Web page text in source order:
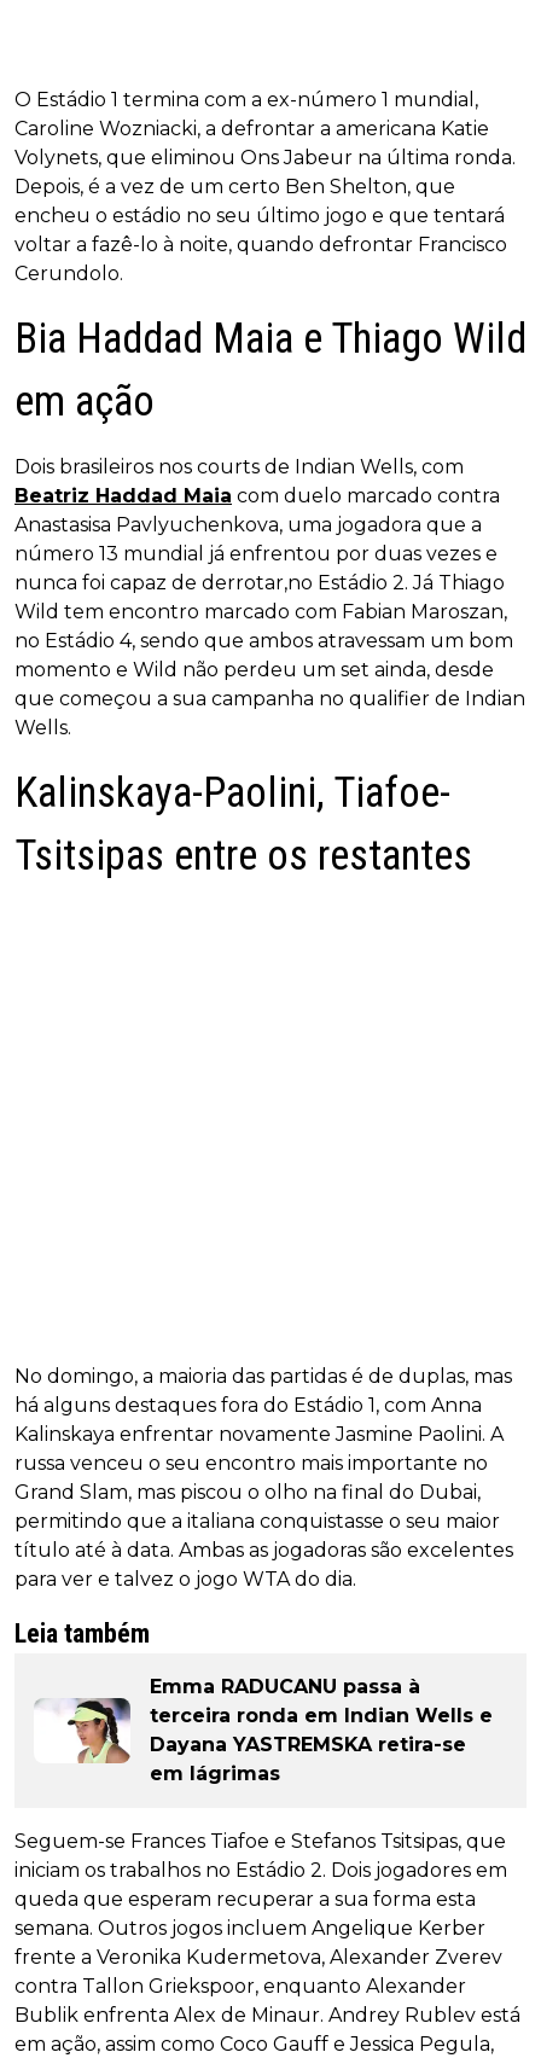
O Estádio 1 termina com a ex-número 1 mundial,
Caroline Wozniacki, a defrontar a americana Katie
Volynets, que eliminou Ons Jabeur na última ronda.
Depois, é a vez de um certo Ben Shelton, que
encheu o estádio no seu último jogo e que tentará
voltar a fazê-lo à noite, quando defrontar Francisco
Cerundolo.
Bia Haddad Maia e Thiago Wild
em ação
Dois brasileiros nos courts de Indian Wells, com
Beatriz Haddad Maia com duelo marcado contra
Anastasisa Pavlyuchenkova, uma jogadora que a
número 13 mundial já enfrentou por duas vezes e
nunca foi capaz de derrotar,no Estádio 2. Já Thiago
Wild tem encontro marcado com Fabian Maroszan,
no Estádio 4, sendo que ambos atravessam um bom
momento e Wild não perdeu um set ainda, desde
que começou a sua campanha no qualifier de Indian
Wells.
Kalinskaya-Paolini, Tiafoe-
Tsitsipas entre os restantes
No domingo, a maioria das partidas é de duplas, mas
há alguns destaques fora do Estádio 1, com Anna
Kalinskaya enfrentar novamente Jasmine Paolini. A
russa venceu o seu encontro mais importante no
Grand Slam, mas piscou o olho na final do Dubai,
permitindo que a italiana conquistasse o seu maior
título até à data. Ambas as jogadoras são excelentes
para ver e talvez o jogo WTA do dia.
Leia também
Emma RADUCANU passa à
terceira ronda em Indian Wells e
Dayana YASTREMSKA retira-se
em lágrimas
Seguem-se Frances Tiafoe e Stefanos Tsitsipas, que
iniciam os trabalhos no Estádio 2. Dois jogadores em
queda que esperam recuperar a sua forma esta
semana. Outros jogos incluem Angelique Kerber
frente a Veronika Kudermetova, Alexander Zverev
contra Tallon Griekspoor, enquanto Alexander
Bublik enfrenta Alex de Minaur. Andrey Rublev está
em ação, assim como Coco Gauff e Jessica Pegula,